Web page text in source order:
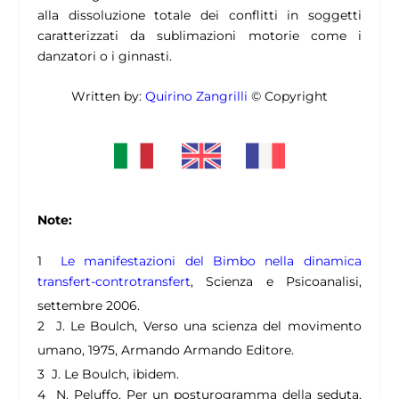
alla dissoluzione totale dei conflitti in soggetti
caratterizzati da sublimazioni motorie come i
danzatori o i ginnasti.
Written by: Quirino Zangrilli © Copyright
Note:
1 Le manifestazioni del Bimbo nella dinamica
transfert-controtransfert, Scienza e Psicoanalisi,
settembre 2006.
2 J. Le Boulch, Verso una scienza del movimento
umano, 1975, Armando Armando Editore.
3 J. Le Boulch, ibidem.
4 N. Peluffo, Per un posturogramma della seduta,